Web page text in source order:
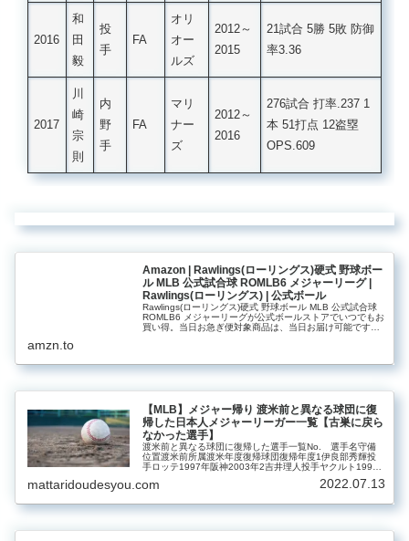
2016
和
田
毅
投
手
FA
オリ
オー
ルズ
2012～
2015
21試合 5勝 5敗 防御
率3.36
2017
川
崎
宗
則
内
野
手
FA
マリ
ナー
ズ
2012～
2016
276試合 打率.237 1
本 51打点 12盗塁
OPS.609
Amazon | Rawlings(ローリングス)硬式 野球ボー
ル MLB 公式試合球 ROMLB6 メジャーリーグ |
Rawlings(ローリングス) | 公式ボール
Rawlings(ローリングス)硬式 野球ボール MLB 公式試合球
ROMLB6 メジャーリーグが公式ボールストアでいつでもお
買い得。当日お急ぎ便対象商品は、当日お届け可能です。
amzn.to
【MLB】メジャー帰り 渡米前と異なる球団に復
帰した日本人メジャーリーガー一覧【古巣に戻ら
なかった選手】
渡米前と異なる球団に復帰した選手一覧No. 選手名守備
位置渡米前所属渡米年度復帰球団復帰年度1伊良部秀輝投
手ロッテ1997年阪神2003年2吉井理人投手ヤクルト1998
2003年4新...
mattaridoudesyou.com 2022.07.13